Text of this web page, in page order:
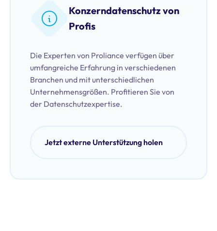
Konzerndatenschutz von
Profis
Die Experten von Proliance verfügen über
umfangreiche Erfahrung in verschiedenen
Branchen und mit unterschiedlichen
Unternehmensgrößen. Profitieren Sie von
der Datenschutzexpertise.
Jetzt externe Unterstützung holen